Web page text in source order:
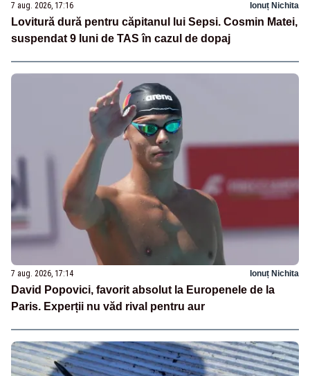
7 aug. 2026, 17:16 Ionuț Nichita
Lovitură dură pentru căpitanul lui Sepsi. Cosmin Matei,
suspendat 9 luni de TAS în cazul de dopaj
7 aug. 2026, 17:14 Ionuț Nichita
David Popovici, favorit absolut la Europenele de la
Paris. Experții nu văd rival pentru aur